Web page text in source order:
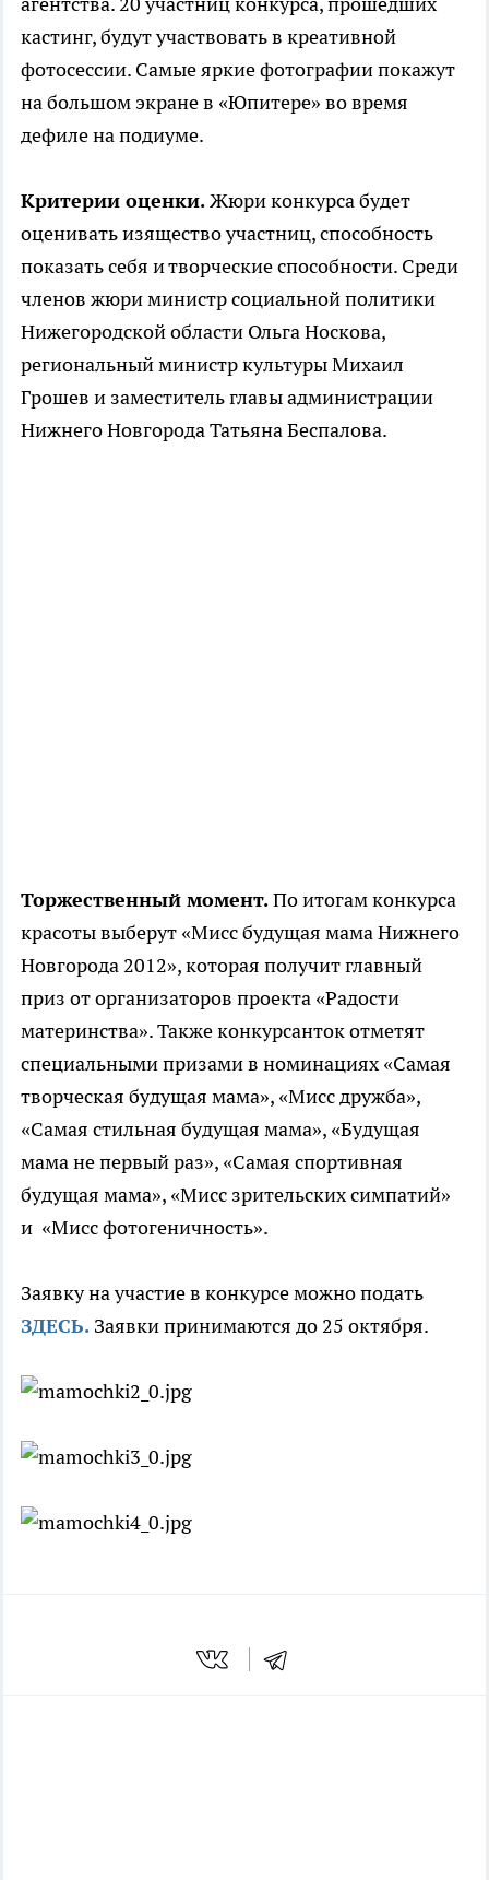
кастинг, будут участвовать в креативной
фотосессии. Самые яркие фотографии покажут
на большом экране в «Юпитере» во время
дефиле на подиуме.
Критерии оценки.Жюри конкурса будет
оценивать изящество участниц, способность
показать себя и творческие способности. Среди
членов жюри министр социальной политики
Нижегородской области Ольга Носкова,
региональный министр культуры Михаил
Грошев и заместитель главы администрации
Нижнего Новгорода Татьяна Беспалова.
Торжественный момент.По итогам конкурса
красоты выберут «Мисс будущая мама Нижнего
Новгорода 2012», которая получит главный
приз от организаторов проекта «Радости
материнства». Также конкурсанток отметят
специальными призами в номинациях «Самая
творческая будущая мама», «Мисс дружба»,
«Самая стильная будущая мама», «Будущая
мама не первый раз», «Самая спортивная
будущая мама», «Мисс зрительских симпатий»
и «Мисс фотогеничность».
Заявку на участие в конкурсе можно подать
ЗДЕСЬ. Заявки принимаются до 25 октября.